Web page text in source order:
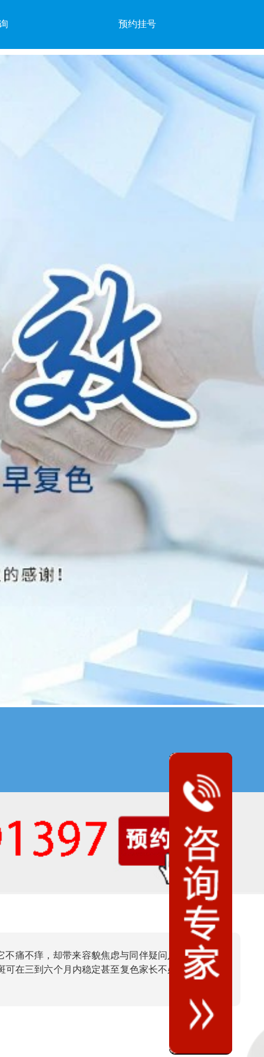
预约挂号
痛不痒，却带来容貌焦虑与同伴疑问八成以上的病
在三到六个月内稳定甚至复色家长不必恐慌，先拍